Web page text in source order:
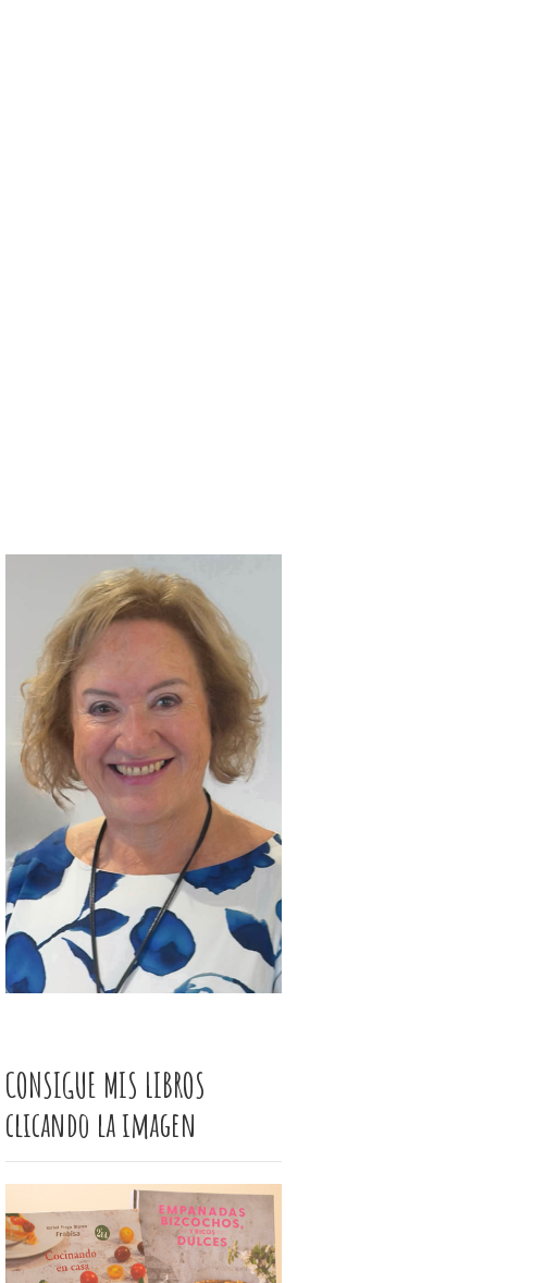
CONSIGUE MIS LIBROS
clicando la imagen